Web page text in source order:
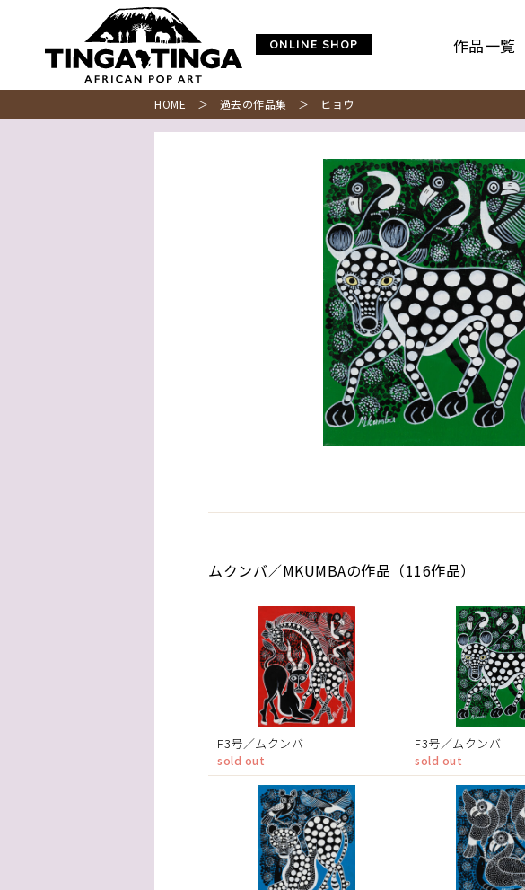
ONLINE SHOP 作品一覧
HOME ＞ 過去の作品集 ＞ ヒョウ
ムクンバ／MKUMBAの作品（116作品）
F3号／ムクンバ
sold out
F3号／ムクンバ
sold out